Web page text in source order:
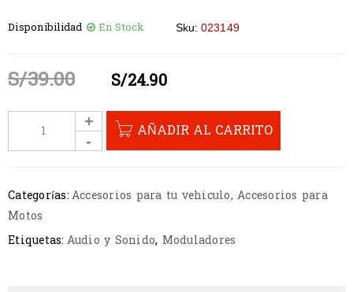
Disponibilidad En Stock Sku: 023149
S/39.00 S/24.90
AÑADIR AL CARRITO
Categorías:Accesorios para tu vehiculo, Accesorios para
Motos
Etiquetas: Audio y Sonido, Moduladores